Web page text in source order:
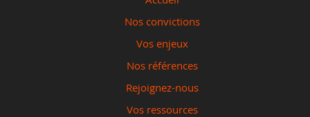
Nos convictions
Vos enjeux
Nos références
Rejoignez-nous
Vos ressources